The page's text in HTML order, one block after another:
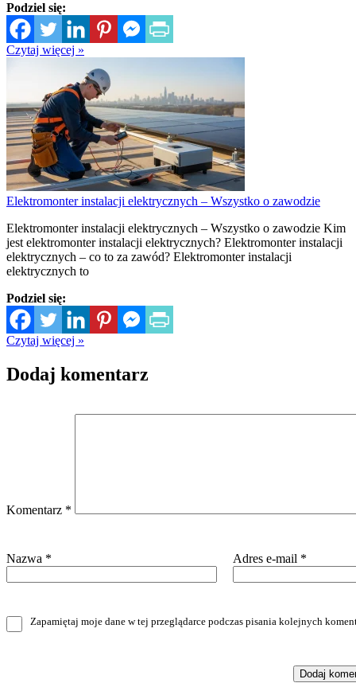
Podziel się:
Czytaj więcej »
Elektromonter instalacji elektrycznych – Wszystko o zawodzie
Elektromonter instalacji elektrycznych – Wszystko o zawodzie Kim
jest elektromonter instalacji elektrycznych? Elektromonter instalacji
elektrycznych – co to za zawód? Elektromonter instalacji
elektrycznych to
Podziel się:
Czytaj więcej »
Dodaj komentarz
Komentarz *
Nazwa * Adres e-mail *
Zapamiętaj moje dane w tej przeglądarce podczas pisania kolejnych